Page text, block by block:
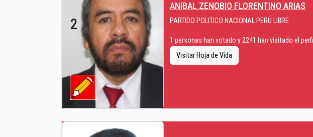
2
ANIBAL ZENOBIO FLORENTINO ARIAS
PARTIDO POLITICO NACIONAL PERU LIBRE
1 personas han votado y 2241 han visitado el perfil
Visitar Hoja de Vida